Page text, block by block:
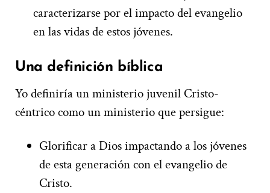
caracterizarse por el impacto del evangelio
en las vidas de estos jóvenes.
Una definición bíblica
Yo definiría un ministerio juvenil Cristo-
céntrico como un ministerio que persigue:
Glorificar a Dios impactando a los jóvenes
de esta generación con el evangelio de
Cristo.